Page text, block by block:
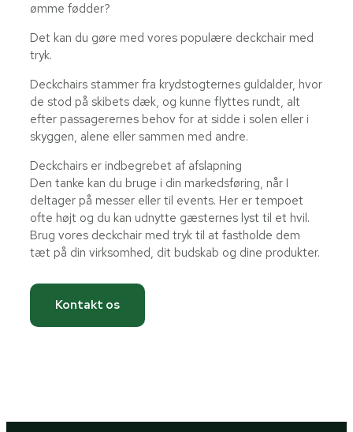
ømme fødder?
Det kan du gøre med vores populære deckchair med
tryk.
Deckchairs stammer fra krydstogternes guldalder, hvor
de stod på skibets dæk, og kunne flyttes rundt, alt
efter passagerernes behov for at sidde i solen eller i
skyggen, alene eller sammen med andre.
Deckchairs er indbegrebet af afslapning
Den tanke kan du bruge i din markedsføring, når I
deltager på messer eller til events. Her er tempoet
ofte højt og du kan udnytte gæsternes lyst til et hvil.
Brug vores deckchair med tryk til at fastholde dem
tæt på din virksomhed, dit budskab og dine produkter.
Kontakt os